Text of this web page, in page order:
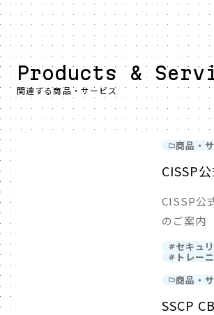
Products &
関連する商品・サービス
商品・
CISSP
CISSP公
のご案内
セキュ
トレー
商品・
SSCP